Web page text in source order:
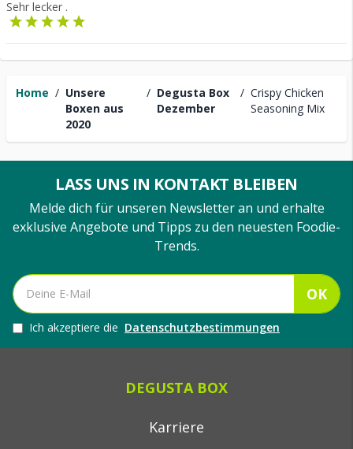
Home / Unsere
Boxen aus
2020
/ Degusta Box
Dezember
/ Crispy Chicken
Seasoning Mix
Sehr lecker .
LASS UNS IN KONTAKT BLEIBEN
Melde dich für unseren Newsletter an und erhalte
exklusive Angebote und Tipps zu den neuesten Foodie-
Trends.
OK
Ich akzeptiere die Datenschutzbestimmungen
DEGUSTA BOX
Karriere